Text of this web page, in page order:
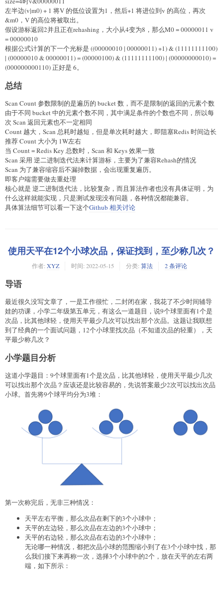
左半边(v|m0) + 1 将V 的低位设置为1，然后+1 将进位到v 的高位，再次
&m0，V 的高位将被取出。
假设游标返回2并且正在rehashing，大小从4变为8，那么M0 = 00000011 v
= 00000010
根据公式计算的下一个光标是 ((00000010 | 00000011) +1) & (11111111100)
| (00000010 & 00000011) = (00000100) & (11111111100) | (00000000010) =
(000000000110) 正好是 6。
总结
Scan Count 参数限制的是遍历的 bucket 数，而不是限制的返回的元素个数
由于不同 bucket 中的元素个数不同，其中满足条件的个数也不同，所以每
次 Scan 返回元素也不一定相同
Count 越大，Scan 总耗时越短，但是单次耗时越大，即阻塞Redis 时间边长
推荐 Count 大小为 1W左右
当 Count = Redis Key 总数时，Scan 和 Keys 效果一致
Scan 采用 逆二进制迭代法来计算游标，主要为了兼容Rehash的情况
Scan 为了兼容缩容后不漏掉数据，会出现重复遍历。
即客户端需要做去重处理
核心就是 逆二进制迭代法，比较复杂，而且算法作者也没有具体证明，为
什么这样就能实现，只是测试发现没有问题，各种情况都能兼容。
具体算法细节可以看一下这个Github 相关讨论
使用天平在12个小球次品，保证找到，至少称几次？
作者: XYZ 时间: 2022-05-15 分类: 算法 2 条评论
导语
最近很久没写文章了，一是工作很忙，二封闭在家，我花了不少时间辅导
娃的功课，小学二年级第五单元，有这么一道题目，说9个球里面有1个是
次品，比其他球轻，使用天平最少几次可以找出那个次品。这题让我联想
到了经典的一个面试问题，12个小球里找次品（不知道次品的轻重），天
平最少称几次？
小学题目分析
这道小学题目：9个球里面有1个是次品，比其他球轻，使用天平最少几次
可以找出那个次品？应该还是比较容易的，先说答案最少2次可以找出次品
小球。首先将9个球平均分为3堆：
第一次称完后，无非三种情况：
天平左右平衡，那么次品在剩下的3个小球中；
天平的左边轻，那么次品在左边的3个小球中；
天平的右边轻，那么次品在右边的3个小球中；
无论哪一种情况，都把次品小球的范围缩小到了在3个小球中找，那
么我们接下来再称一次，选择3个小球中的2个，放在天平的左右两
端，如下所示：